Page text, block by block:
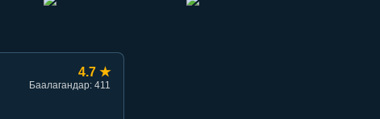
4.7 ★
Баалагандар: 411